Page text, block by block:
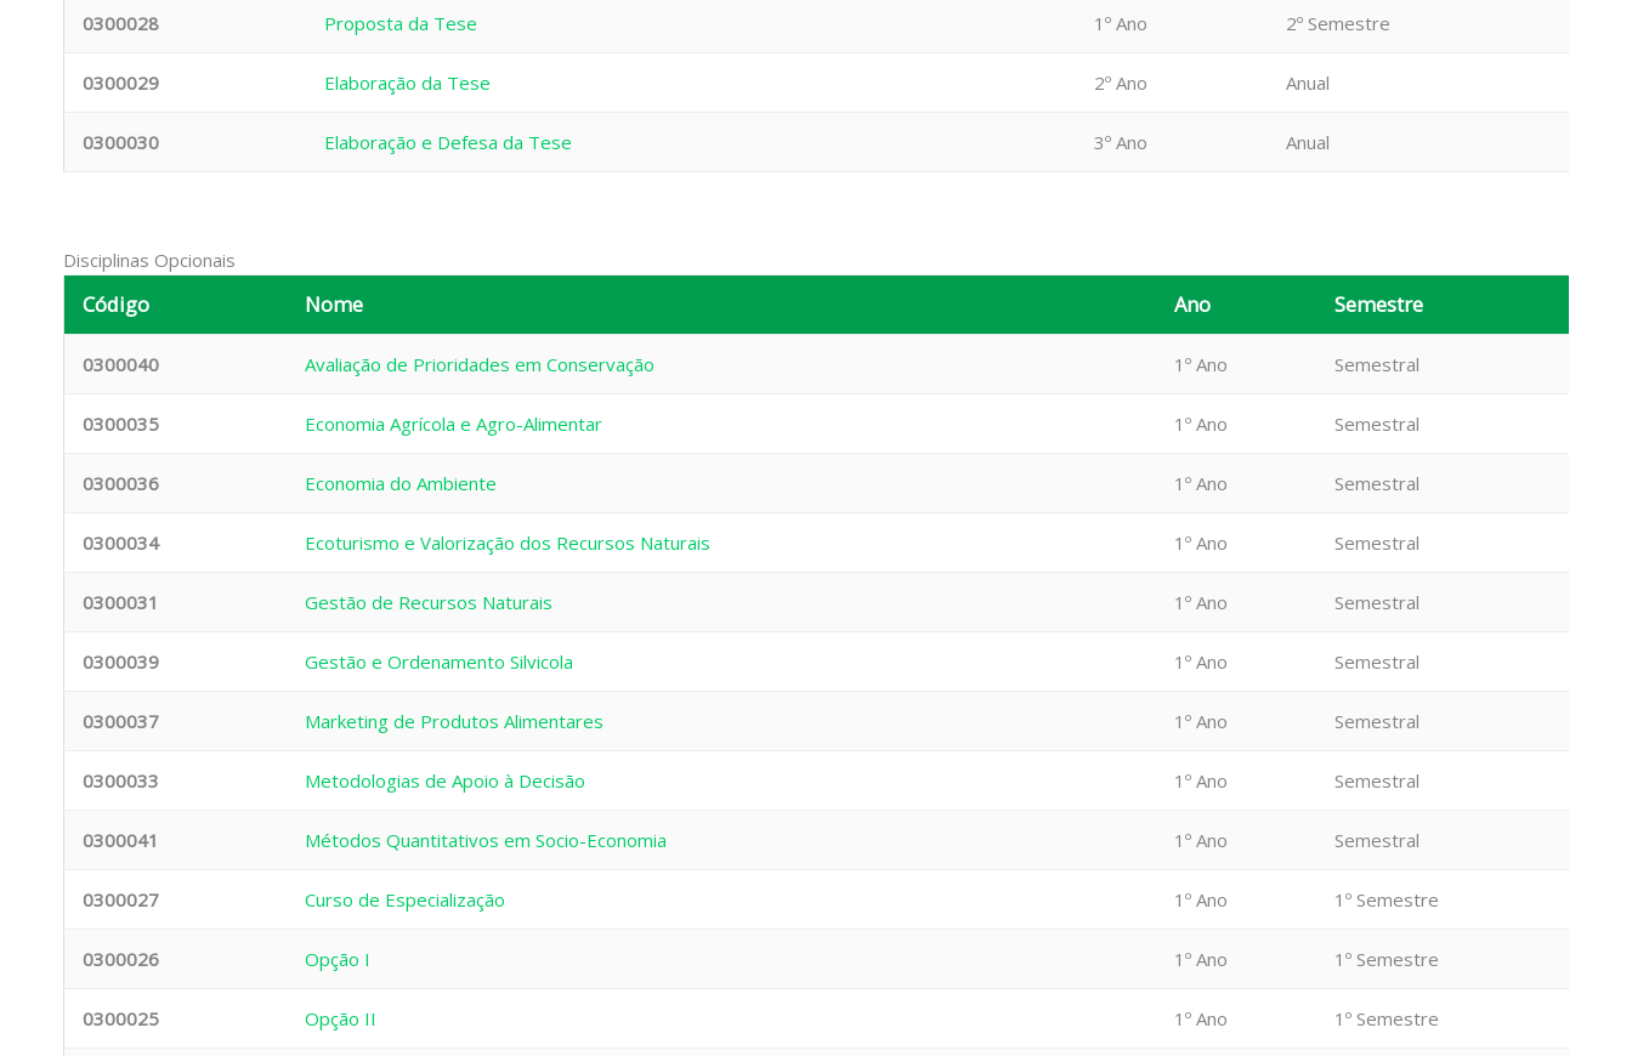
0300028 Proposta da Tese 1º Ano 2º Semestre
0300029 Elaboração da Tese 2º Ano Anual
0300030 Elaboração e Defesa da Tese 3º Ano Anual
Disciplinas Opcionais
Código Nome Ano Semestre
0300040 Avaliação de Prioridades em Conservação 1º Ano Semestral
0300035 Economia Agrícola e Agro-Alimentar 1º Ano Semestral
0300036 Economia do Ambiente 1º Ano Semestral
0300034 Ecoturismo e Valorização dos Recursos Naturais 1º Ano Semestral
0300031 Gestão de Recursos Naturais 1º Ano Semestral
0300039 Gestão e Ordenamento Silvicola 1º Ano Semestral
0300037 Marketing de Produtos Alimentares 1º Ano Semestral
0300033 Metodologias de Apoio à Decisão 1º Ano Semestral
0300041 Métodos Quantitativos em Socio-Economia 1º Ano Semestral
0300027 Curso de Especialização 1º Ano 1º Semestre
0300026 Opção I 1º Ano 1º Semestre
0300025 Opção II 1º Ano 1º Semestre